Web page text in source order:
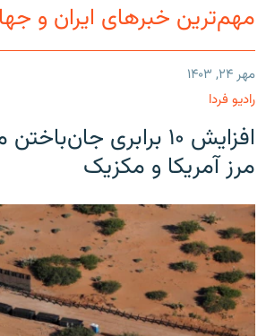
مهم‌ترین خبرهای ایران و
مهر ۲۴, ۱۴۰۳
رادیو فردا
افزایش ۱۰ برابری
مرز آمریکا و مکزیک